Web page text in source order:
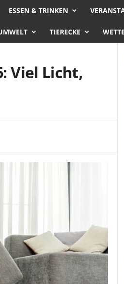
ESSEN & TRINKEN
TIERECKE
Viel Licht,